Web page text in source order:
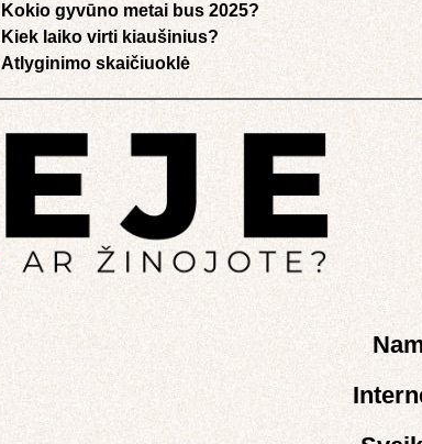
Kokio gyvūno metai bus 2025?
Kiek laiko virti kiaušinius?
Atlyginimo skaičiuoklė​